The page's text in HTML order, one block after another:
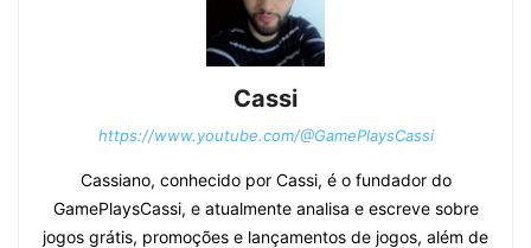
Cassi
https://www.youtube.com/@GamePlaysCassi
Cassiano, conhecido por Cassi, é o fundador do
GamePlaysCassi, e atualmente analisa e escreve sobre
jogos grátis, promoções e lançamentos de jogos, além de